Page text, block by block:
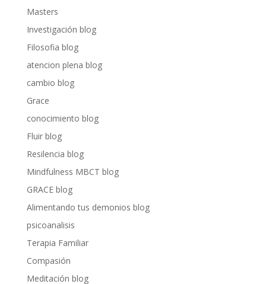
Masters
Investigación blog
Filosofia blog
atencion plena blog
cambio blog
Grace
conocimiento blog
Fluir blog
Resilencia blog
Mindfulness MBCT blog
GRACE blog
Alimentando tus demonios blog
psicoanalisis
Terapia Familiar
Compasión
Meditación blog